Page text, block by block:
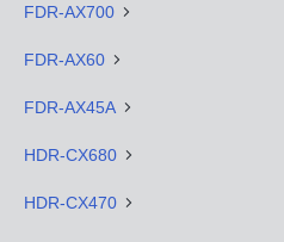
FDR-AX700
FDR-AX60
FDR-AX45A
HDR-CX680
HDR-CX470